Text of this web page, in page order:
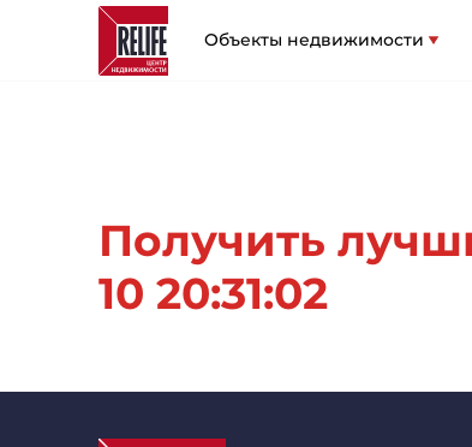
Объекты недвижимости
Получить
10 20:31:02